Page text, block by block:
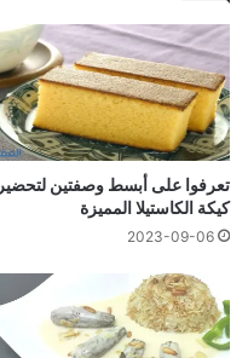
تعرفوا على أبسط وصفتين لتحضير
كيكة الكاستيلا المميزة
2023-09-06